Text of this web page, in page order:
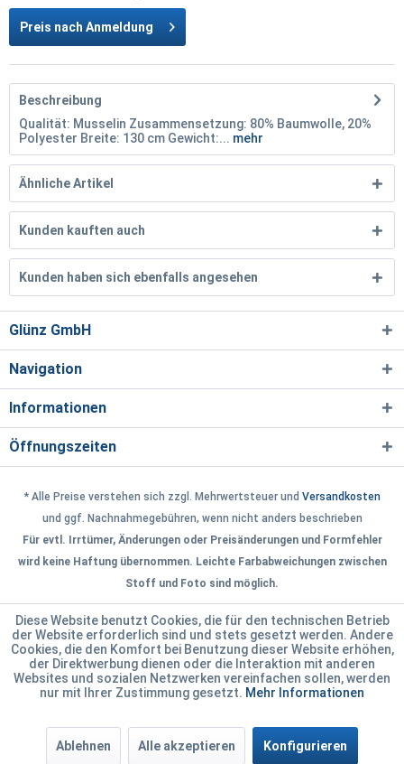
Preis nach Anmeldung
Beschreibung
Qualität: Musselin Zusammensetzung: 80% Baumwolle, 20%
Polyester Breite: 130 cm Gewicht:... mehr
Ähnliche Artikel
Kunden kauften auch
Kunden haben sich ebenfalls angesehen
Glünz GmbH
Navigation
Informationen
Öffnungszeiten
* Alle Preise verstehen sich zzgl. Mehrwertsteuer und Versandkosten
und ggf. Nachnahmegebühren, wenn nicht anders beschrieben
Für evtl. Irrtümer, Änderungen oder Preisänderungen und Formfehler
wird keine Haftung übernommen. Leichte Farbabweichungen zwischen
Stoff und Foto sind möglich.
Diese Website benutzt Cookies, die für den technischen Betrieb
der Website erforderlich sind und stets gesetzt werden. Andere
Cookies, die den Komfort bei Benutzung dieser Website erhöhen,
der Direktwerbung dienen oder die Interaktion mit anderen
Websites und sozialen Netzwerken vereinfachen sollen, werden
nur mit Ihrer Zustimmung gesetzt. Mehr Informationen
Ablehnen Alle akzeptieren Konfigurieren